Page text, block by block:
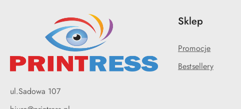
ul.Sadowa 107
Sklep
Promocje
Bestsellery